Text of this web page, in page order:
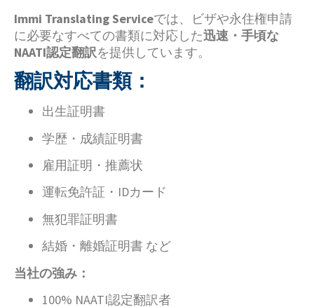
Immi Translating Serviceでは、ビザや永住権申請
に必要なすべての書類に対応した迅速・手頃な
NAATI認定翻訳を提供しています。
翻訳対応書類：
出生証明書
学歴・成績証明書
雇用証明・推薦状
運転免許証・IDカード
無犯罪証明書
結婚・離婚証明書 など
当社の強み：
100% NAATI認定翻訳者